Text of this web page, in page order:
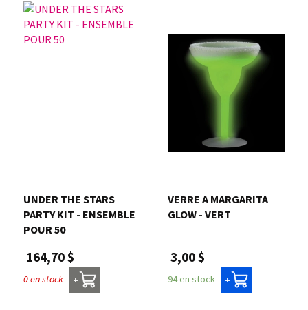
UNDER THE STARS
PARTY KIT - ENSEMBLE
POUR 50
164,70 $
0 en stock +
VERRE A MARGARITA
GLOW - VERT
3,00 $
94 en stock +